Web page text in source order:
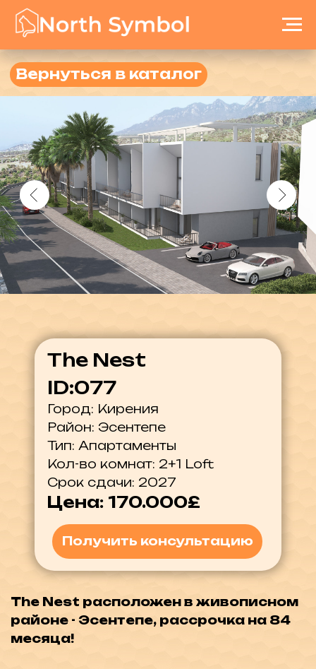
The Nest
ID:077
Цена: 170.000£
Вернуться в каталог
Город: Кирения
Кол-во комнат: 2+1 Loft
Срок сдачи: 2027
The Nest расположен в живописном
районе - Эсентепе, рассрочка на 84
Проект "The Nest" расположен в
живописном районе - Эсентепе, всего
в 750 метрах от моря. Этот новый
разнообразные современные
апартаменты, подходящие для
различных нужд.
-Расположение: Кирения/Эсентепе,
750 метров от моря.
-Типы апартаментов: Студии, лофт 1+1
и 2+1.
Получить консультацию